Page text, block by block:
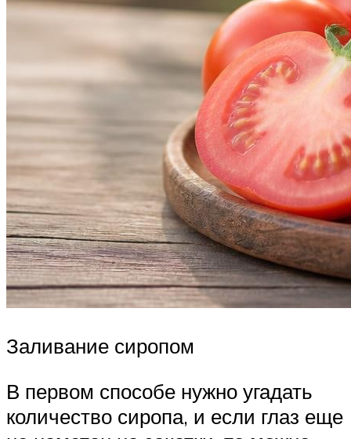
Заливание сиропом
В первом способе нужно угадать
количество сиропа, и если глаз еще